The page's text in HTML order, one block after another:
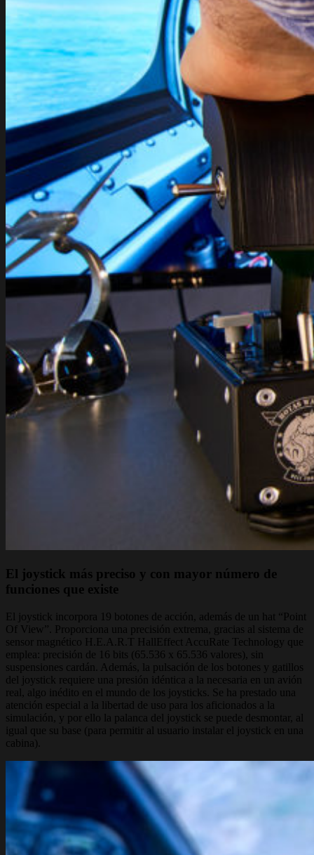
El joystick más preciso y con mayor número de
funciones que existe
El joystick incorpora 19 botones de acción, además de un hat “Point
Of View”. Proporciona una precisión extrema, gracias al sistema de
sensor magnético H.E.A.R.T HallEffect AccuRate Technology que
emplea: precisión de 16 bits (65.536 x 65.536 valores), sin
suspensiones cardán. Además, la pulsación de los botones y gatillos
del joystick requiere una presión idéntica a la necesaria en un avión
real, algo inédito en el mundo de los joysticks. Se ha prestado una
atención especial a la libertad de uso para los aficionados a la
simulación, y por ello la palanca del joystick se puede desmontar, al
igual que su base (para permitir al usuario instalar el joystick en una
cabina).